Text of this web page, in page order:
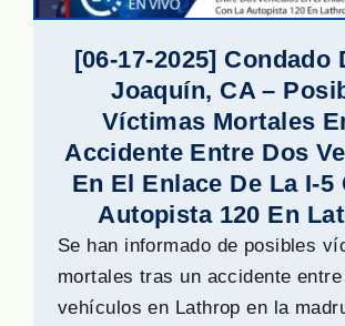
[06-17-2025] Condado
Joaquín, CA –
Víctimas Mortales
Accidente Entre Dos
En El Enlace De La I-5
Autopista 120 En
Se han informado de posibles
mortales tras un accidente entre
vehículos en Lathrop en la